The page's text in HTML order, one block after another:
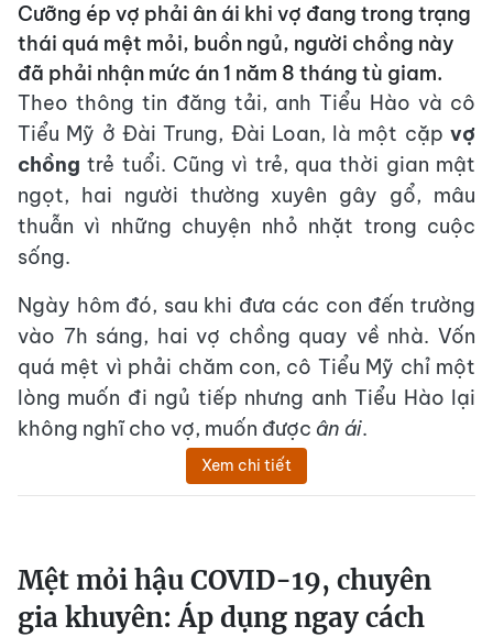
Cưỡng ép vợ phải ân ái khi vợ đang trong trạng
thái quá mệt mỏi, buồn ngủ, người chồng này
đã phải nhận mức án 1 năm 8 tháng tù giam.
Theo thông tin đăng tải, anh Tiểu Hào và cô
Tiểu Mỹ ở Đài Trung, Đài Loan, là một cặp vợ
chồng trẻ tuổi. Cũng vì trẻ, qua thời gian mật
ngọt, hai người thường xuyên gây gổ, mâu
thuẫn vì những chuyện nhỏ nhặt trong cuộc
sống.
Ngày hôm đó, sau khi đưa các con đến trường
vào 7h sáng, hai vợ chồng quay về nhà. Vốn
quá mệt vì phải chăm con, cô Tiểu Mỹ chỉ một
lòng muốn đi ngủ tiếp nhưng anh Tiểu Hào lại
không nghĩ cho vợ, muốn được ân ái.
Xem chi tiết
Mệt mỏi hậu COVID-19, chuyên
gia khuyên: Áp dụng ngay cách